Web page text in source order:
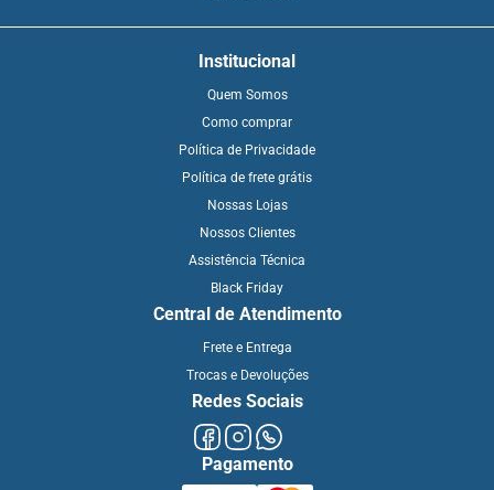
Institucional
Quem Somos
Como comprar
Política de Privacidade
Política de frete grátis
Nossas Lojas
Nossos Clientes
Assistência Técnica
Black Friday
Central de Atendimento
Frete e Entrega
Trocas e Devoluções
Redes Sociais
Pagamento